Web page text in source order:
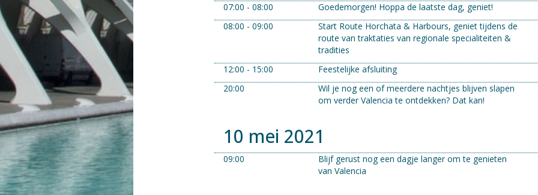
07:00 - 08:00
Goedemorgen! Hoppa de laatste dag, geniet!
08:00 - 09:00
Start Route Horchata & Harbours, geniet tijdens de
route van traktaties van regionale specialiteiten &
tradities
12:00 - 15:00
Feestelijke afsluiting
20:00
Wil je nog een of meerdere nachtjes blijven slapen
om verder Valencia te ontdekken? Dat kan!
10 mei 2021
09:00
Blijf gerust nog een dagje langer om te genieten
van Valencia